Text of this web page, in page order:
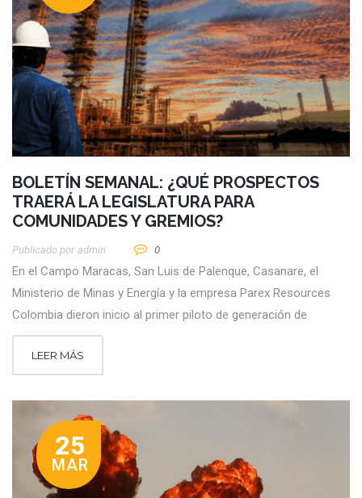
BOLETÍN SEMANAL: ¿QUÉ PROSPECTOS
TRAERÁ LA LEGISLATURA PARA
COMUNIDADES Y GREMIOS?
Publicado por Admin 0
En el Campo Maracas, San Luis de Palenque, Casanare, el
Ministerio de Minas y Energía y la empresa Parex Resources
Colombia dieron inicio al primer piloto de generación de
LEER MÁS
25
MAR